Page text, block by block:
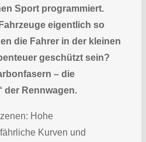
Sport programmiert.
eigentlich so
die Fahrer in der kleinen
geschützt sein?
– die
der Rennwagen.
Hohe
Kurven und